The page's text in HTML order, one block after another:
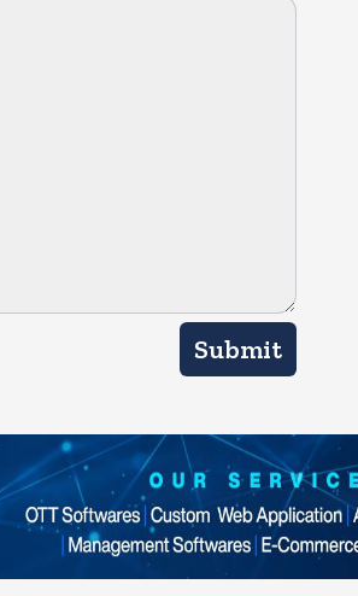
Submit